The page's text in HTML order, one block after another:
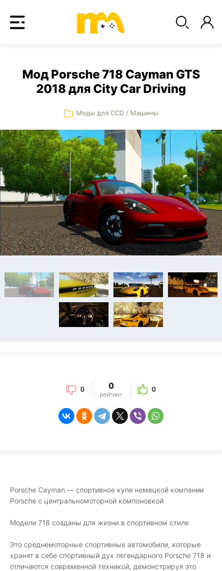
Мод Porsche 718 Cayman GTS
2018 для City Car Driving
Моды для CCD / Машины
0 0
рейтинг
0
Porsche Cayman — спортивное купе немецкой компании
Porsche с центральномоторной компоновкой
Модели 718 созданы для жизни в спортивном стиле
Это среднемоторные спортивные автомобили, которые
хранят в себе спортивный дух легендарного Porsche 718 и
отличаются современной техникой, демонстрируя это